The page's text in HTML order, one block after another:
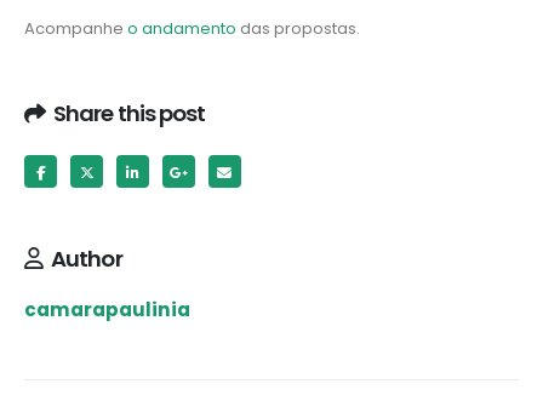
Acompanhe o andamento das propostas.
Share this post
Author
camarapaulinia